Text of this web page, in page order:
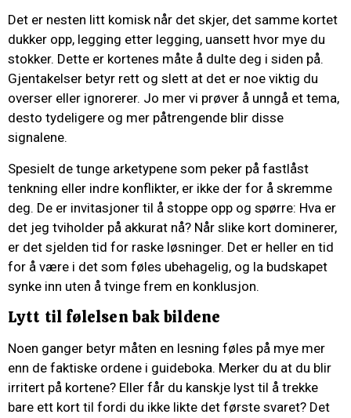
Det er nesten litt komisk når det skjer, det samme kortet
dukker opp, legging etter legging, uansett hvor mye du
stokker. Dette er kortenes måte å dulte deg i siden på.
Gjentakelser betyr rett og slett at det er noe viktig du
overser eller ignorerer. Jo mer vi prøver å unngå et tema,
desto tydeligere og mer påtrengende blir disse
signalene.
Spesielt de tunge arketypene som peker på fastlåst
tenkning eller indre konflikter, er ikke der for å skremme
deg. De er invitasjoner til å stoppe opp og spørre: Hva er
det jeg tviholder på akkurat nå? Når slike kort dominerer,
er det sjelden tid for raske løsninger. Det er heller en tid
for å være i det som føles ubehagelig, og la budskapet
synke inn uten å tvinge frem en konklusjon.
Lytt til følelsen bak bildene
Noen ganger betyr måten en lesning føles på mye mer
enn de faktiske ordene i guideboka. Merker du at du blir
irritert på kortene? Eller får du kanskje lyst til å trekke
bare ett kort til fordi du ikke likte det første svaret? Det